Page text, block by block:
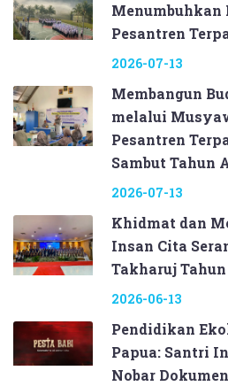
Pesantren
2026-07-13
Membangun
melalui
Pesantren
Sambut Tahun
2026-07-13
Khidmat dan
Insan Cita
Takharuj
2026-06-13
Pendidikan
Papua: Santri
Nobar